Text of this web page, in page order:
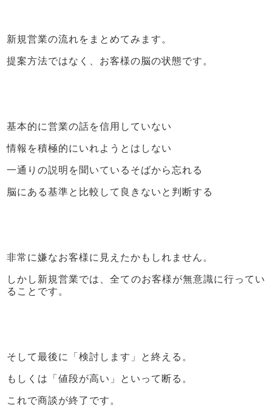
新規営業の流れをまとめてみます。
提案方法ではなく、お客様の脳の状態です。
基本的に営業の話を信用していない
情報を積極的にいれようとはしない
一通りの説明を聞いているそばから忘れる
脳にある基準と比較して良きないと判断する
非常に嫌なお客様に見えたかもしれません。
しかし新規営業では、全てのお客様が無意識に行ってい
ることです。
そして最後に「検討します」と終える。
もしくは「値段が高い」といって断る。
これで商談が終了です。